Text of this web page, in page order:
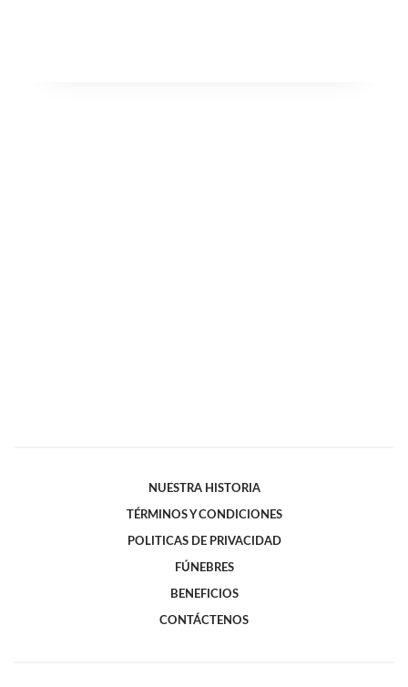
NUESTRA HISTORIA
TÉRMINOS Y CONDICIONES
POLITICAS DE PRIVACIDAD
FÚNEBRES
BENEFICIOS
CONTÁCTENOS